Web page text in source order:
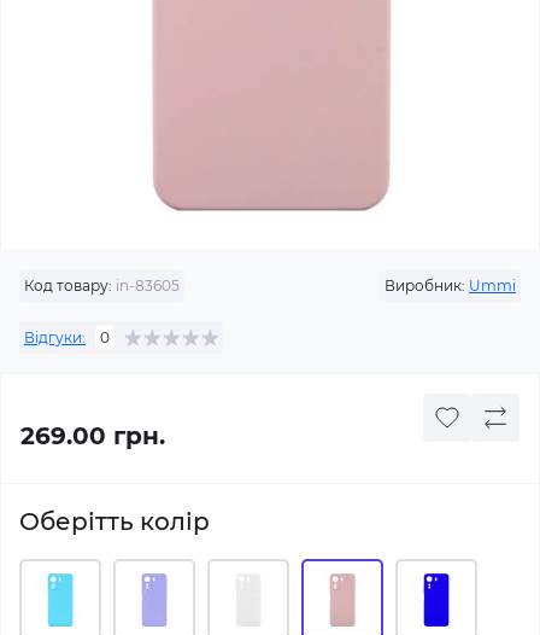
Код товару: in-83605 Виробник: Ummi
Відгуки: 0
269.00 грн.
Оберітть колір